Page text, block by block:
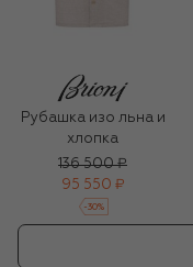
Рубашка изо льна и
хлопка
136 500 ₽
95 550 ₽
-30%